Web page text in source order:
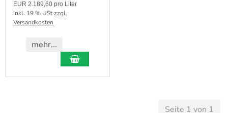
EUR 2.189,60 pro Liter
inkl. 19 % UStzzgl.
Versandkosten
mehr...
Seite 1 von 1